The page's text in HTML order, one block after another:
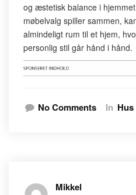
og æstetisk balance i
møbelvalg spiller sammen,
almindeligt rum til et hjem,
personlig stil går hånd i hånd.
No Comments In
Mikkel